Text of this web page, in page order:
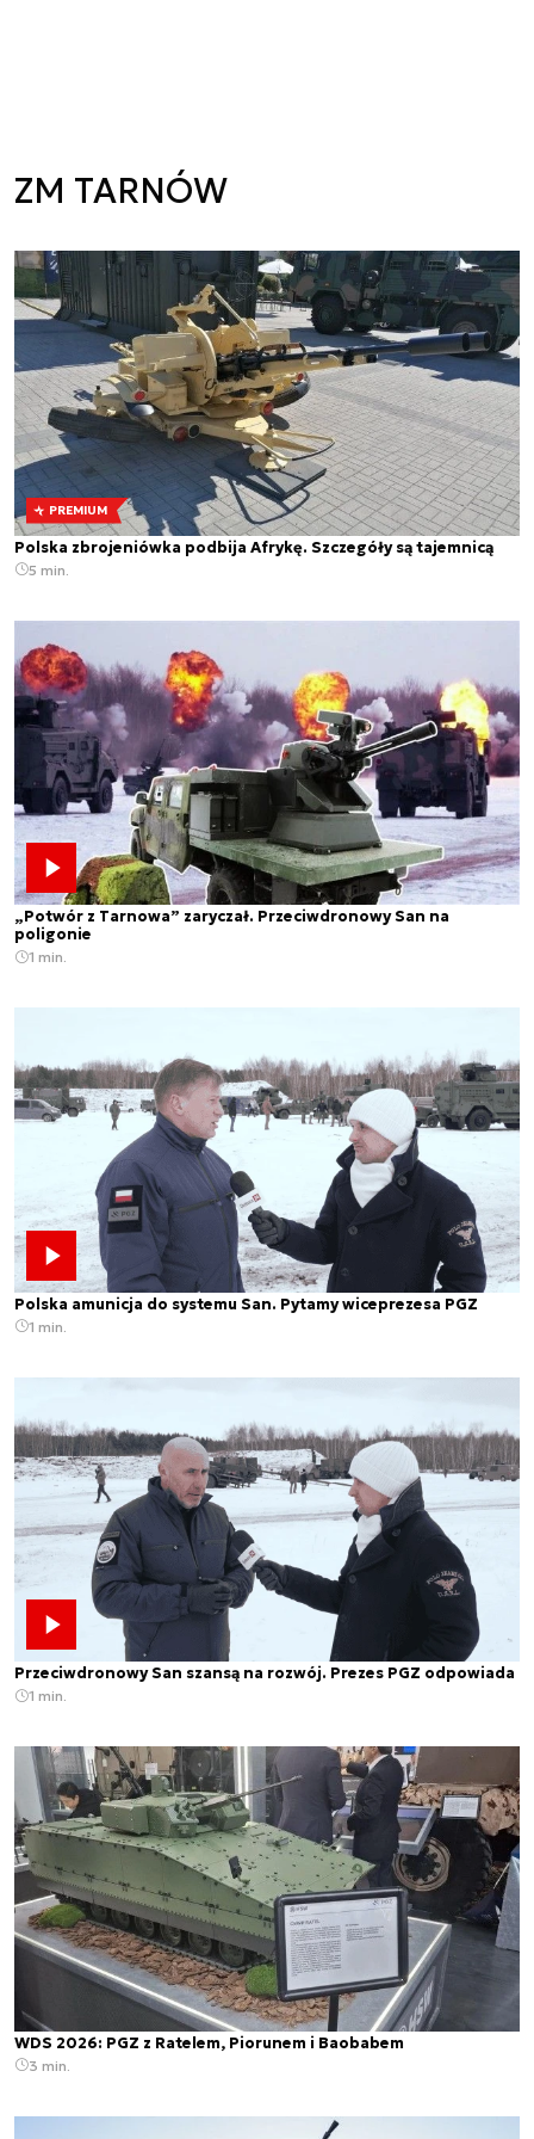
ZM TARNÓW
PREMIUM
Polska zbrojeniówka podbija Afrykę. Szczegóły są tajemnicą
5 min.
„Potwór z Tarnowa” zaryczał. Przeciwdronowy San na
poligonie
1 min.
Polska amunicja do systemu San. Pytamy wiceprezesa PGZ
1 min.
Przeciwdronowy San szansą na rozwój. Prezes PGZ odpowiada
1 min.
WDS 2026: PGZ z Ratelem, Piorunem i Baobabem
3 min.